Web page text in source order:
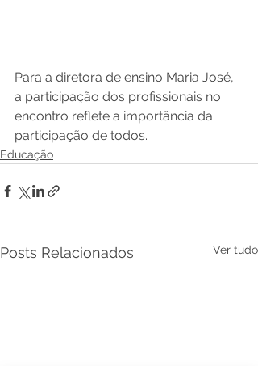
Para a diretora de ensino Maria José,
a participação dos profissionais no
encontro reflete a importância da
participação de todos.
Educação
Posts Relacionados Ver tudo